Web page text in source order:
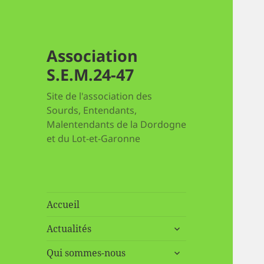
Association
S.E.M.24-47
Site de l'association des
Sourds, Entendants,
Malentendants de la Dordogne
et du Lot-et-Garonne
Accueil
Actualités
ouvrir
sous-
Qui sommes-nous
ouvrir